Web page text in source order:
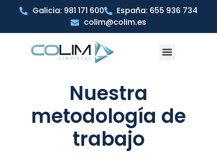
Galicia: 981 171 600
España: 655 936 734
colim@colim.es
Nuestra
metodología de
trabajo